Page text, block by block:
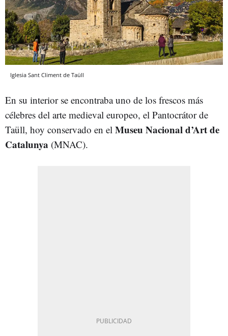
Iglesia Sant Climent de Taüll
En su interior se encontraba uno de los frescos más
célebres del arte medieval europeo, el Pantocrátor de
Taüll, hoy conservado en el Museu Nacional d’Art de
Catalunya (MNAC).